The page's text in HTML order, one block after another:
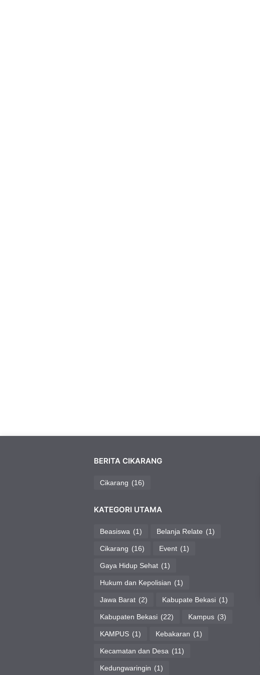
BERITA CIKARANG
Cikarang (16)
KATEGORI UTAMA
Beasiswa (1) Belanja Relate (1)
Cikarang (16) Event (1)
Gaya Hidup Sehat (1)
Hukum dan Kepolisian (1)
Jawa Barat (2) Kabupate Bekasi (1)
Kabupaten Bekasi (22) Kampus (3)
KAMPUS (1) Kebakaran (1)
Kecamatan dan Desa (11)
Kedungwaringin (1)